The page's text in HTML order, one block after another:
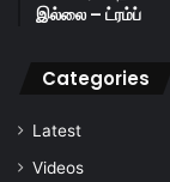
இல்லை – ட்ரம்ப்
Categories
Latest
Videos